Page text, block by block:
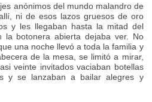
anónimos del mundo malandro de
ni de esos lazos gruesos de oro
y les llegaban hasta la mitad del
la botonera abierta dejaba ver. No
una noche llevó a toda la familia y
de la mesa, se limitó a mirar,
veinte invitados vaciaban botellas
y se lanzaban a bailar alegres y